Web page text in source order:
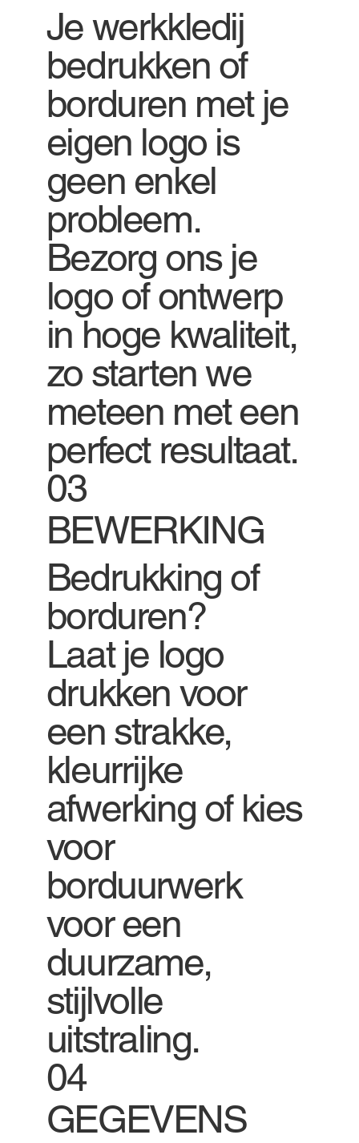
Je werkkledij
bedrukken of
borduren met je
eigen logo is
geen enkel
probleem.
Bezorg ons je
logo of ontwerp
in hoge kwaliteit,
zo starten we
meteen met een
perfect resultaat.
03
BEWERKING
Bedrukking of
borduren?
Laat je logo
drukken voor
een strakke,
kleurrijke
afwerking of kies
voor
borduurwerk
voor een
duurzame,
stijlvolle
uitstraling.
04
GEGEVENS